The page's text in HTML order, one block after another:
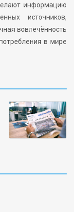
информацию
источников,
вовлечённость
в мире